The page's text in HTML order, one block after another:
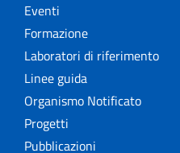
Eventi
Formazione
Laboratori di riferimento
Linee guida
Organismo Notificato
Progetti
Pubblicazioni